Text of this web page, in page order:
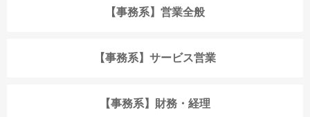
【事務系】営業全般
【事務系】サービス営業
【事務系】財務・経理